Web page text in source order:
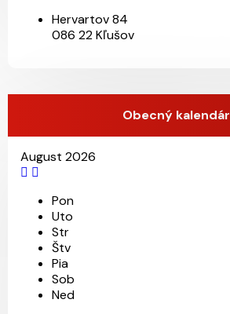
Hervartov 84
086 22 Kľušov
Obecný kalendár
August 2026
Pon
Uto
Str
Štv
Pia
Sob
Ned